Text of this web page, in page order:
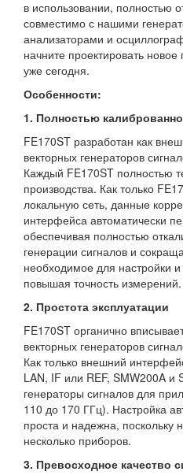
в использовании, полностью
совместимо с нашими
анализаторами и
начните проектировать
уже сегодня.
Особенности:
1. Полностью
FE170ST разработан как
векторных генераторов
Каждый FE170ST полностью
производства. Как только
локальную сеть, данные
интерфейса автоматически
обеспечивая полностью
генерации сигналов и
необходимое для настройки
повышая точность измерений.
2. Простота эксплуатации
FE170ST органично
векторных генераторов
Как только внешний
LAN, IF или REF, SMW200A и
генераторы сигналов для
110 до 170 ГГц). Настройка
проста и надежна, поскольку
несколько приборов.
3. Превосходное качество